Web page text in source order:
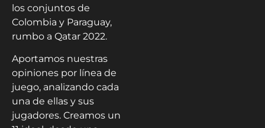
los conjuntos de
Colombia y Paraguay,
rumbo a Qatar 2022.
Aportamos nuestras
opiniones por línea de
juego, analizando cada
una de ellas y sus
jugadores. Creamos un